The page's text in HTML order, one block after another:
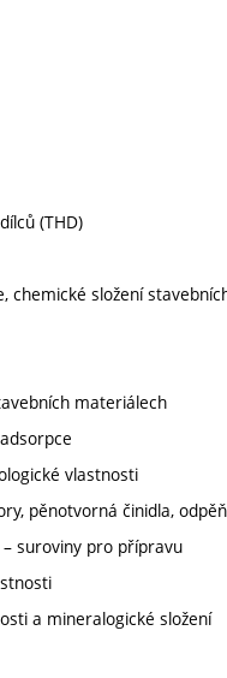
(THD)
chemické složení
materiálech
vlastnosti
pěnotvorná činidla,
suroviny pro přípravu
a mineralogické složení